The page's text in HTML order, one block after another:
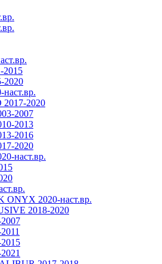
2015
2020
наст.вр.
2017-2020
2007
2013
2016
2020
наст.вр.
ONYX 2020-наст.вр.
2018-2020